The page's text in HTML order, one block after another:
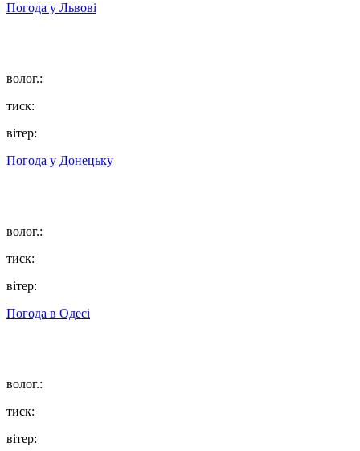
Погода у Львові
волог.:
тиск:
вітер:
Погода у Донецьку
волог.:
тиск:
вітер:
Погода в Одесі
волог.:
тиск:
вітер: